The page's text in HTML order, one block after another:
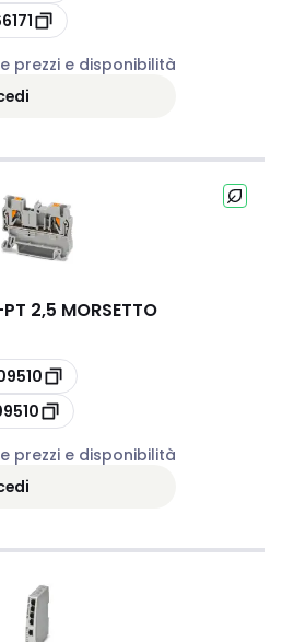
prezzi e disponibilità
PT 2,5 MORSETTO
prezzi e disponibilità